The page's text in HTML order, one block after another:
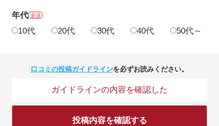
年代 必須
10代 20代 30代 40代 50代～
口コミの投稿ガイドラインを必ずお読みください。
ガイドラインの内容を確認した
投稿内容を確認する